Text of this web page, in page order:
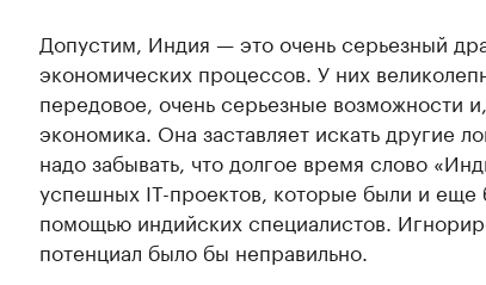
Допустим, Индия — это очень серьезный
экономических процессов. У них
передовое, очень серьезные возможности
экономика. Она заставляет искать другие
надо забывать, что долгое время слово
успешных IT-проектов, которые были и еще
помощью индийских специалистов.
потенциал было бы неправильно.